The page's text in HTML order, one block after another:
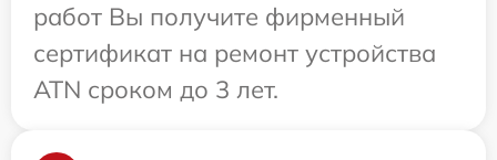
работ Вы получите фирменный
сертификат на ремонт устройства
ATN сроком до 3 лет.